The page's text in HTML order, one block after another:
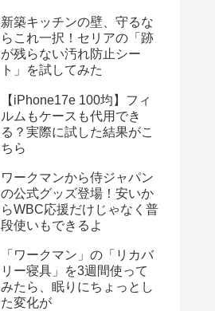
新築キッチンの壁、守るな
らこれ一択！セリアの「跡
が残らない汚れ防止シー
ト」を試してみた
【iPhone17e 100均】フィ
ルムもケースも代用でき
る？実際に試した結果がこ
ちら
ワークマンから侍ジャパン
の公式グッズ登場！安いか
らWBC応援だけじゃなく普
段使いもできるよ
「ワークマン」の「リカバ
リー寝具」を3週間使って
みたら、眠りにちょっとし
た変化が